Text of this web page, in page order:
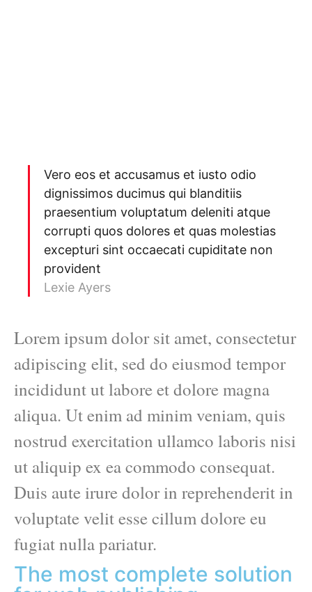
Vero eos et accusamus et iusto odio
dignissimos ducimus qui blanditiis
praesentium voluptatum deleniti atque
corrupti quos dolores et quas molestias
excepturi sint occaecati cupiditate non
provident
Lexie Ayers
Lorem ipsum dolor sit amet, consectetur
adipiscing elit, sed do eiusmod tempor
incididunt ut labore et dolore magna
aliqua. Ut enim ad minim veniam, quis
nostrud exercitation ullamco laboris nisi
ut aliquip ex ea commodo consequat.
Duis aute irure dolor in reprehenderit in
voluptate velit esse cillum dolore eu
fugiat nulla pariatur.
The most complete solution